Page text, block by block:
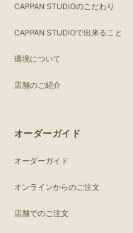
CAPPAN STUDIOのこだわり
CAPPAN STUDIOで出来ること
環境について
店舗のご紹介
オーダーガイド
オーダーガイド
オンラインからのご注文
店舗でのご注文